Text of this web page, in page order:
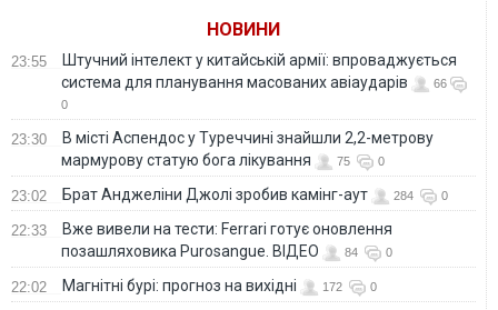
НОВИНИ
23:55
Штучний інтелект у китайській армії: впроваджується
система для планування масованих авіаударів
66
0
23:30
В місті Аспендос у Туреччині знайшли 2,2-метрову
мармурову статую бога лікування
75 0
23:02 Брат Анджеліни Джолі зробив камінг-аут 284 0
22:33
Вже вивели на тести: Ferrari готує оновлення
позашляховика Purosangue. ВІДЕО
84 0
22:02 Магнітні бурі: прогноз на вихідні 172 0